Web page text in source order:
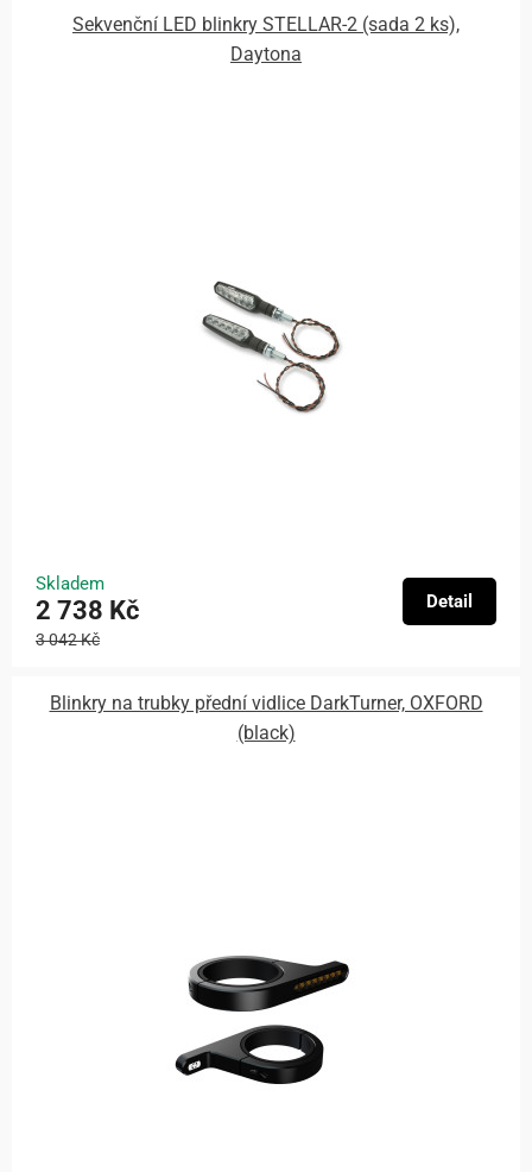
Sekvenční LED blinkry STELLAR-2 (sada 2 ks),
Daytona
Skladem
2 738 Kč
3 042 Kč
Detail
Blinkry na trubky přední vidlice DarkTurner, OXFORD
(black)